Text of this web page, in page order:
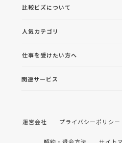
比較ビズについて
人気カテゴリ
仕事を受けたい方へ
関連サービス
運営会社 プライバシーポリシー